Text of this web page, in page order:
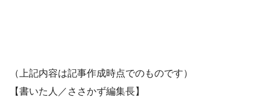
（上記内容は記事作成時点でのものです）
【書いた人／ささかず編集長】